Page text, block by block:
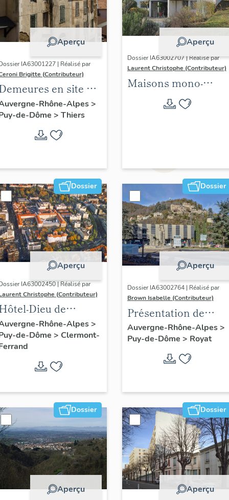
Aperçu
IA63001227 | Réalisé par
Brigitte (Contributeur)
en site de
Rhône-Alpes>
de-Dôme > Thiers
Aperçu
Dossier IA63002707 | Réalisé par
Laurent Christophe (Contributeur)
Maisons mono-
familiales
singulières des
Clermont Auvergne
métropole. 2021-2024.
Dossier
Aperçu
IA63002450 | Réalisé par
Christophe (Contributeur)
Dieu de
Ferrand :
raisons de l'étude
Rhône-Alpes>
de-Dôme > Clermont-
Dossier
Aperçu
Dossier IA63002764 | Réalisé par
Brown Isabelle (Contributeur)
Présentation de
l'opération
d'inventaire de la
station thermale de
Royat-Chamalières
Auvergne-Rhône-Alpes>
Puy-de-Dôme > Royat
Dossier
Aperçu
Dossier
Aperçu